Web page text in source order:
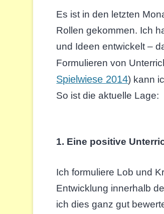
Es ist in den letzten
Rollen gekommen. Ich
und Ideen entwickelt –
Formulieren von
Spielwiese 2014) kann
So ist die aktuelle Lage:
1. Eine positive
Ich formuliere Lob und
Entwicklung innerhalb
ich dies ganz gut